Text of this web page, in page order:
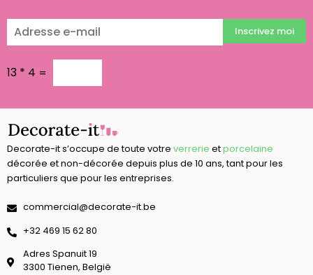
13 * 4 =
Inscrivez moi
Decorate-it s’occupe de toute votre verrerie etporcelaine
décorée et non-décorée depuis plus de 10 ans, tant pour les
particuliers que pour les entreprises.
commercial@decorate-it.be
‭+32 469 15 62 80‬
Adres Spanuit 19
3300 Tienen, België